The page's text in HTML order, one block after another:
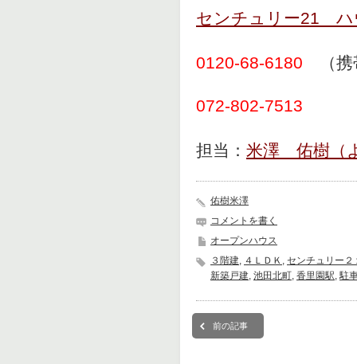
センチュリー21 ハ
0120-68-6180 （携
072-802-7513
担当： 米澤 佑樹（
佑樹米澤
コメントを書く
オープンハウス
３階建, ４ＬＤＫ , センチュリー２
新築戸建, 池田北町, 香里園駅,駐
前の記事